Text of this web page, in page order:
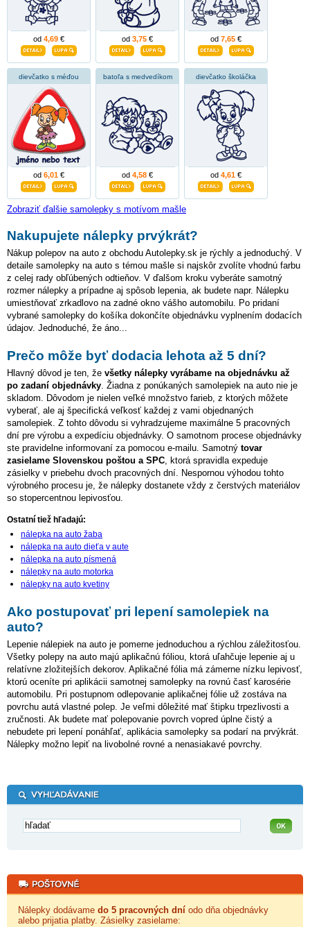
od 4,69 € od 3,75 € od 7,65 €
dievčatko s méďou
od 6,01 €
batoľa s medvedíkom
od 4,58 €
dievčatko školáčka
od 4,61 €
Zobraziť ďalšie samolepky s motívom mašle
Nakupujete nálepky prvýkrát?
Nákup polepov na auto z obchodu Autolepky.sk je rýchly a jednoduchý. V
detaile samolepky na auto s témou mašle si najskôr zvolíte vhodnú farbu
z celej rady obľúbených odtieňov. V ďalšom kroku vyberáte samotný
rozmer nálepky a prípadne aj spôsob lepenia, ak budete napr. Nálepku
umiestňovať zrkadlovo na zadné okno vášho automobilu. Po pridaní
vybrané samolepky do košíka dokončíte objednávku vyplnením dodacích
údajov. Jednoduché, že áno...
Prečo môže byť dodacia lehota až 5 dní?
Hlavný dôvod je ten, že všetky nálepky vyrábame na objednávku až
po zadaní objednávky . Žiadna z ponúkaných samolepiek na auto nie je
skladom. Dôvodom je nielen veľké množstvo farieb, z ktorých môžete
vyberať, ale aj špecifická veľkosť každej z vami objednaných
samolepiek. Z tohto dôvodu si vyhradzujeme maximálne 5 pracovných
dní pre výrobu a expedíciu objednávky. O samotnom procese objednávky
ste pravidelne informovaní za pomocou e-mailu. Samotný tovar
zasielame Slovenskou poštou a SPC , ktorá spravidla expeduje
zásielky v priebehu dvoch pracovných dní. Nespornou výhodou tohto
výrobného procesu je, že nálepky dostanete vždy z čerstvých materiálov
so stopercentnou lepivosťou.
Ostatní tiež hľadajú:
nálepka na auto žaba
nálepka na auto dieťa v aute
nálepka na auto písmená
nálepky na auto motorka
nálepky na auto kvetiny
Ako postupovať pri lepení samolepiek na
auto?
Lepenie nálepiek na auto je pomerne jednoduchou a rýchlou záležitosťou.
Všetky polepy na auto majú aplikačnú fóliou, ktorá uľahčuje lepenie aj u
relatívne zložitejších dekorov. Aplikačné fólia má zámerne nízku lepivosť,
ktorú oceníte pri aplikácii samotnej samolepky na rovnú časť karosérie
automobilu. Pri postupnom odlepovanie aplikačnej fólie už zostáva na
povrchu autá vlastné polep. Je veľmi dôležité mať štipku trpezlivosti a
zručnosti. Ak budete mať polepovanie povrch vopred úplne čistý a
nebudete pri lepení ponáhľať, aplikácia samolepky sa podarí na prvýkrát.
Nálepky možno lepiť na livobolné rovné a nenasiakavé povrchy.
Nálepky dodávame do 5 pracovných dní odo dňa objednávky
alebo prijatia platby. Zásielky zasielame: